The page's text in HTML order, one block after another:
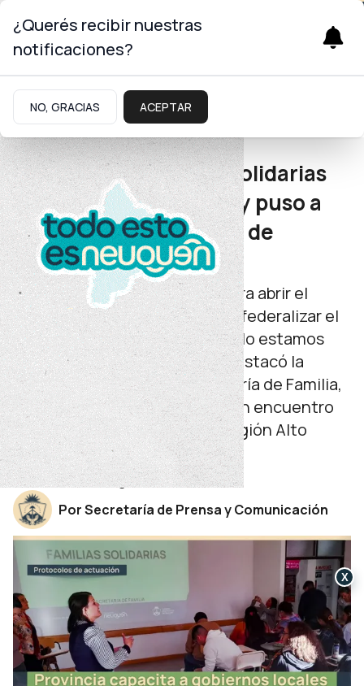
Gobierno
Alto Neuquén
El programa Familias Solidarias
capacitó a municipios y puso a
disposición protocolos de
actuación
“Iniciamos una nueva etapa para abrir el
programa en toda la provincia, federalizar el
derecho al contexto familiar y lo estamos
haciendo progresivamente”, destacó la
coordinadora de la subsecretaría de Familia,
Claudia Mesplatere, durante un encuentro
virtual con referentes de la Región Alto
Neuquén.
miércoles 06 de agosto de 2025
Por Secretaría de Prensa y Comunicación
¿Querés recibir nuestras
notificaciones?
NO, GRACIAS ACEPTAR
X